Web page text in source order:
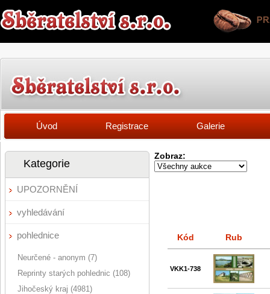
Úvod Registrace Galerie
Kategorie
UPOZORNĚNÍ
vyhledávání
pohlednice
Neurčené - anonym (7)
Reprinty starých pohlednic (108)
Jihočeský kraj (4981)
Zobraz:
Kód Rub
VKK1-738